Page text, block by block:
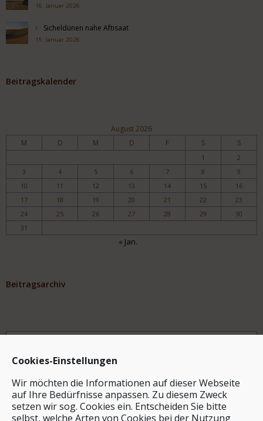
Cookies-Einstellungen
Wir möchten die Informationen auf dieser Webseite
auf Ihre Bedürfnisse anpassen. Zu diesem Zweck
setzen wir sog. Cookies ein. Entscheiden Sie bitte
selbst, welche Arten von Cookies bei der Nutzung
16. Januar 2026
Sicheldünen nahe Aftisaat
15. Januar 2026
Beitragskalender
August 2026
M D M D F S S
1
2
3
4 5 6 7 8
9
10
11 12 13 14 15
16
17
18 19 20 21 22
23
24
25 26 27 28 29
30
31
« Jan.
Beitragsarchiv
Archiv